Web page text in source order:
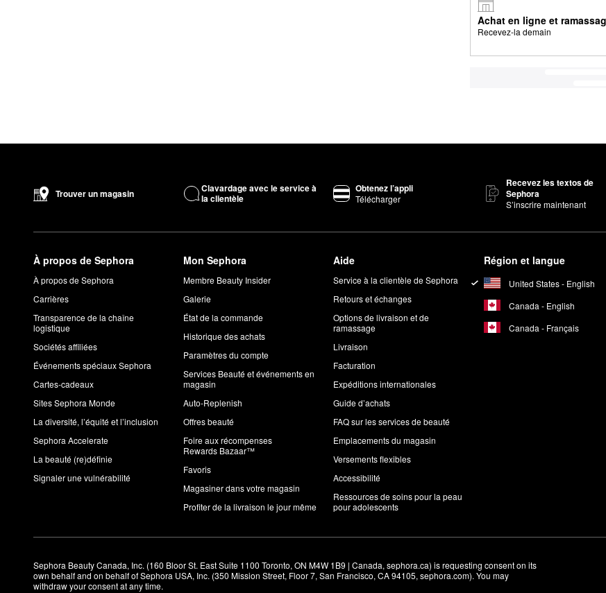
Achat en ligne et
Recevez-la demain
Trouver un magasin
Clavardage avec le service à
la clientèle
Obtenez l’appli
Télécharger
Recevez les textos de
Sephora
S’inscrire maintenant
À propos de Sephora
À propos de Sephora
Carrières
Transparence de la chaîne
logistique
Sociétés affiliées
Événements spéciaux Sephora
Cartes-cadeaux
Sites Sephora Monde
La diversité, l’équité et l’inclusion
Sephora Accelerate
La beauté (re)définie
Signaler une vulnérabilité
Mon Sephora
Membre Beauty Insider
Galerie
État de la commande
Historique des achats
Paramètres du compte
Services Beauté et événements en
magasin
Auto-Replenish
Offres beauté
Foire aux récompenses
Rewards Bazaar™
Favoris
Magasiner dans votre magasin
Profiter de la livraison le jour même
Aide
Service à la clientèle de Sephora
Retours et échanges
Options de livraison et de
ramassage
Livraison
Facturation
Expéditions internationales
Guide d’achats
FAQ sur les services de beauté
Emplacements du magasin
Versements flexibles
Accessibilité
Ressources de soins pour la peau
pour adolescents
Région et langue
United States - English
Canada - English
Canada - Français
Sephora Beauty Canada, Inc. (160 Bloor St. East Suite 1100 Toronto, ON M4W 1B9 | Canada, sephora.ca) is requesting consent on its
own behalf and on behalf of Sephora USA, Inc. (350 Mission Street, Floor 7, San Francisco, CA 94105, sephora.com). You may
withdraw your consent at any time.